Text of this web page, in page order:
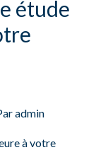
étude
admin
à votre